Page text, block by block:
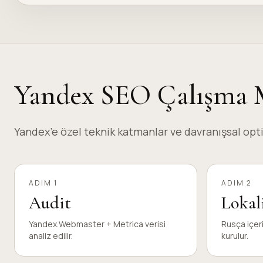
Yandex SEO Çalışma
Yandex’e özel teknik katmanlar ve davranışsal
ADIM 1
Audit
Yandex.Webmaster + Metrica verisi
analiz edilir.
ADIM 2
Rusça
kurulur.